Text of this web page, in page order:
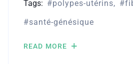
Tags: polypes-utérins
santé-génésique
READ MORE